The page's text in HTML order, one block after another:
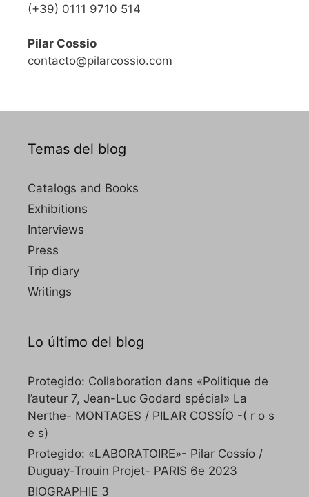
(+39) 0111 9710 514
Pilar Cossio
contacto@pilarcossio.com
Temas del blog
Catalogs and Books
Exhibitions
Interviews
Press
Trip diary
Writings
Lo último del blog
Protegido: Collaboration dans «Politique de
l’auteur 7, Jean-Luc Godard spécial» La
Nerthe- MONTAGES / PILAR COSSÍO -( r o s
e s)
Protegido: «LABORATOIRE»- Pilar Cossío /
Duguay-Trouin Projet- PARIS 6e 2023
BIOGRAPHIE 3